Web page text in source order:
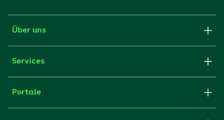
Über uns
Services
Portale